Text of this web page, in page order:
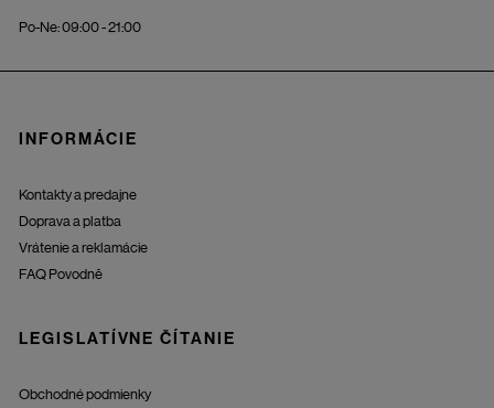
Po-Ne: 09:00 - 21:00
INFORMÁCIE
Kontakty a predajne
Doprava a platba
Vrátenie a reklamácie
FAQ Povodně
LEGISLATÍVNE ČÍTANIE
Obchodné podmienky